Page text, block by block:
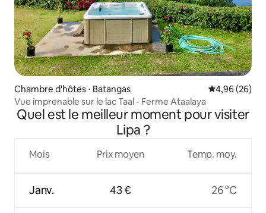
Chambre d'hôtes ⋅ Batangas Évaluation
4,96 (26)
Vue imprenable sur le lac Taal - Ferme Ataalaya
Quel est le meilleur moment pour visiter
Lipa ?
Mois
Janv.
Prix moyen
43 €
Temp. moy.
26 °C